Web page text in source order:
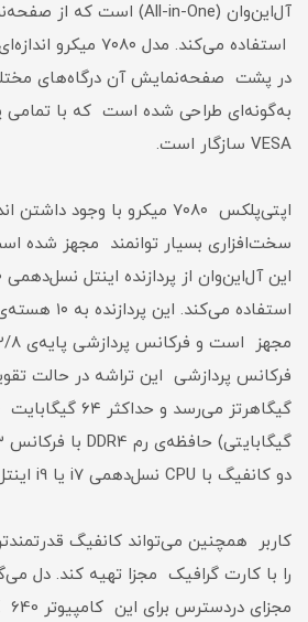
استفاده می‌کند. مدل
در پشت صفحه‌نمایش آن درگاه‌های
به‌گونه‌ای طراحی شده است که با تمامی
VESA سازگار است.
اپتی‌پلکس ۷۰۸۰ میکرو با وجود
سخت‌افزاری بسیار توانمند مجهز شده
دو کانفیگ با CPU نسل‌دهمی i7 یا i9 اینتل روانه‌ی بازار می‌شود.
را با کارت گرافیک مجزا تهیه کند. دل